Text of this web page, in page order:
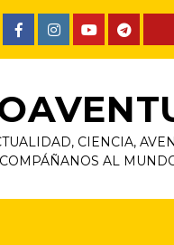
FacebookInstagram
Youtube
CIENCIA,
AL